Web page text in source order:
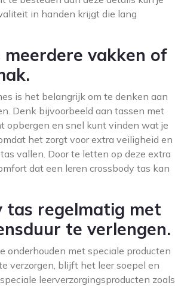
in handen krijgt die lang
vakken of
is het belangrijk om te denken aan
Denk bijvoorbeeld aan tassen met
opbergen en snel kunt vinden wat je
het zorgt voor extra veiligheid en
vallen. Door te letten op deze extra
dat een leren crossbody tas kan
tas regelmatig met
te verlengen.
onderhouden met speciale producten
verzorgen, blijft het leer soepel en
leerverzorgingsproducten zoals